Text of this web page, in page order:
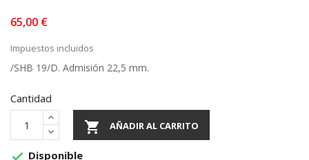
65,00 €
Impuestos incluidos
/SHB 19/D. Admisión 22,5 mm.
Cantidad
 AÑADIR AL CARRITO
 Disponible